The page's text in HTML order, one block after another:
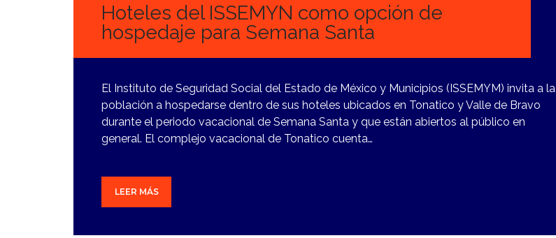
Hoteles del ISSEMYN como opción de
hospedaje para Semana Santa
El Instituto de Seguridad Social del Estado de México y Municipios (ISSEMYM) invita a la
población a hospedarse dentro de sus hoteles ubicados en Tonatico y Valle de Bravo
durante el periodo vacacional de Semana Santa y que están abiertos al público en
general. El complejo vacacional de Tonatico cuenta…
LEER MÁS